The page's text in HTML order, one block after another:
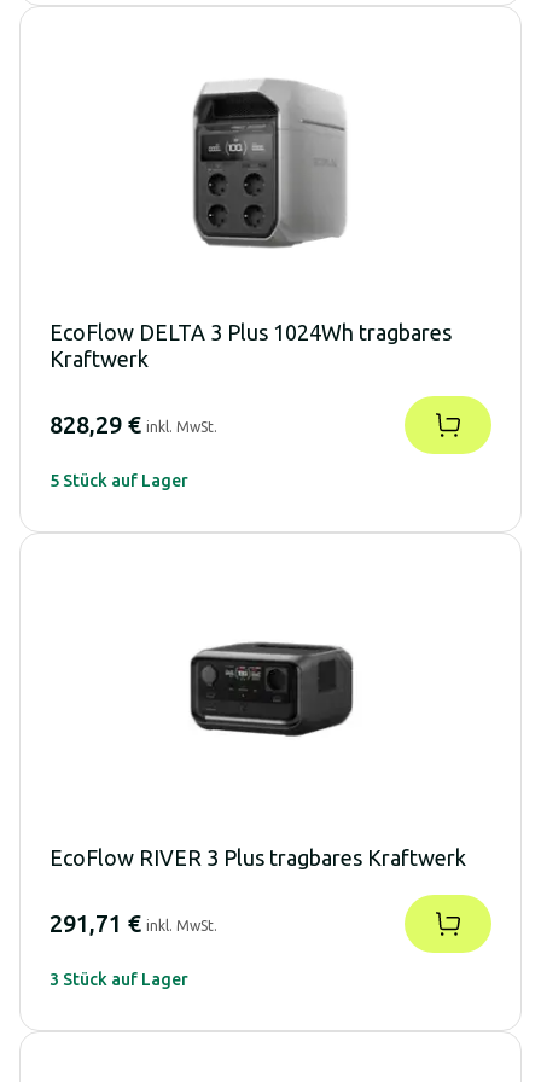
EcoFlow DELTA 3 Plus 1024Wh tragbares
Kraftwerk
828,29 € inkl. MwSt.
5 Stück auf Lager
EcoFlow RIVER 3 Plus tragbares Kraftwerk
291,71 € inkl. MwSt.
3 Stück auf Lager